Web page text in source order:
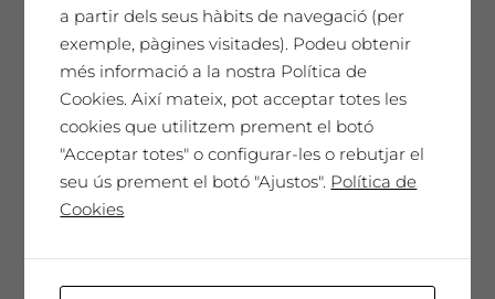
Eva Lootz
65,00€
a partir dels seus hàbits de navegació (per
exemple, pàgines visitades). Podeu obtenir
més informació a la nostra Política de
Cookies. Així mateix, pot acceptar totes les
cookies que utilitzem prement el botó
"Acceptar totes" o configurar-les o rebutjar el
seu ús prement el botó "Ajustos". Política de
Cookies